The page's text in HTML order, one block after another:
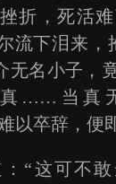
折，死活
流下泪来，
无名小子
真……当真
卒辞，便
这可不敢